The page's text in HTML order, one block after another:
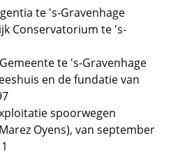
te 's-Gravenhage
Conservatorium te 's-
te 's-Gravenhage
en de fundatie van
spoorwegen
Oyens), van september